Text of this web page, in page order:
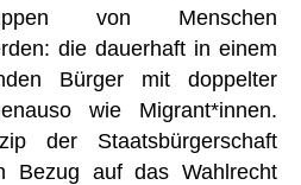
von Menschen
die dauerhaft in einem
Bürger mit doppelter
wie Migrant*innen.
der Staatsbürgerschaft
Bezug auf das Wahlrecht